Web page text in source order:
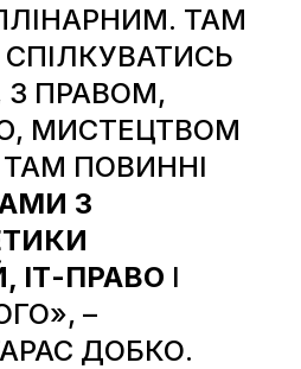
ТАМ
З ПРАВОМ,
МИСТЕЦТВОМ
ПОВИННІ
З
ІТ-ПРАВО І
–
ДОБКО.